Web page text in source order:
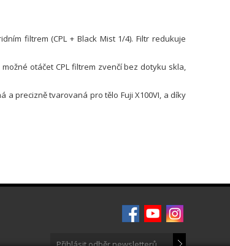
filtrem (CPL + Black Mist 1/4). Filtr redukuje
možné otáčet CPL filtrem zvenčí bez dotyku skla,
precizně tvarovaná pro tělo Fuji X100VI, a díky